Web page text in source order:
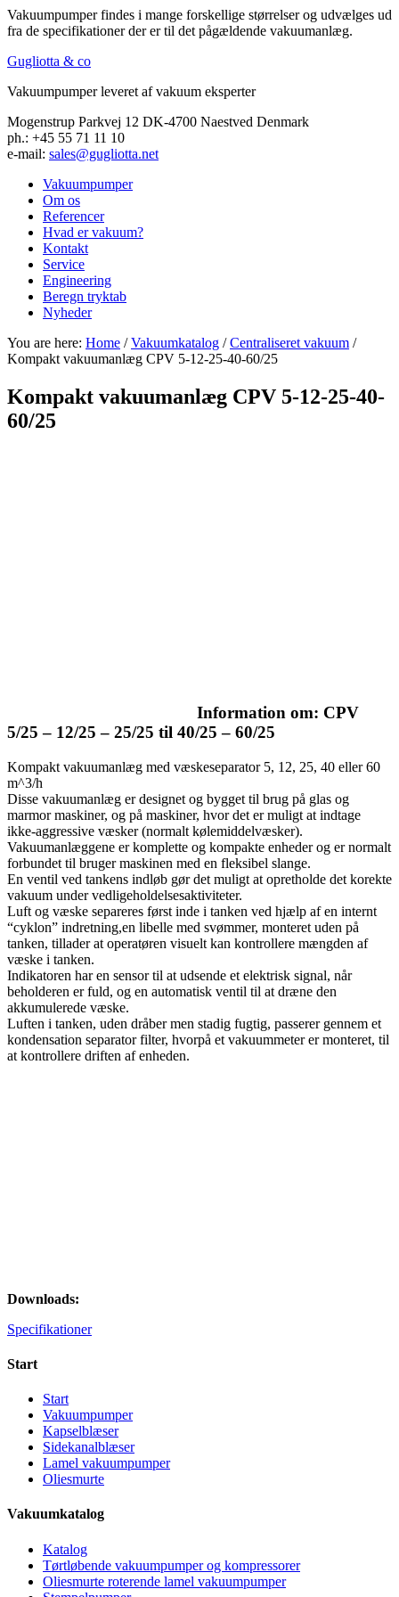
Vakuumpumper findes i mange forskellige størrelser og udvælges ud
fra de specifikationer der er til det pågældende vakuumanlæg.
Gugliotta & co
Vakuumpumper leveret af vakuum eksperter
Mogenstrup Parkvej 12 DK-4700 Naestved Denmark
ph.: +45 55 71 11 10
e-mail: sales@gugliotta.net
Vakuumpumper
Om os
Referencer
Hvad er vakuum?
Kontakt
Service
Engineering
Beregn tryktab
Nyheder
You are here: Home /Vakuumkatalog /Centraliseret vakuum /
Kompakt vakuumanlæg CPV 5-12-25-40-60/25
Kompakt vakuumanlæg CPV 5-12-25-40-
60/25
Information om: CPV
5/25 – 12/25 – 25/25 til 40/25 – 60/25
Kompakt vakuumanlæg med væskeseparator 5, 12, 25, 40 eller 60
m^3/h
Disse vakuumanlæg er designet og bygget til brug på glas og
marmor maskiner, og på maskiner, hvor det er muligt at indtage
ikke-aggressive væsker (normalt kølemiddelvæsker).
Vakuumanlæggene er komplette og kompakte enheder og er normalt
forbundet til bruger maskinen med ​​en fleksibel slange.
En ventil ved tankens indløb gør det muligt at opretholde det korekte
vakuum under vedligeholdelsesaktiviteter.
Luft og væske separeres først inde i tanken ved hjælp af en internt
“cyklon” indretning,en libelle med svømmer, monteret uden på
tanken, tillader at operatøren visuelt kan kontrollere mængden af
væske i tanken.
Indikatoren har en sensor til at udsende et elektrisk signal, når
beholderen er fuld, og en automatisk ventil til at dræne den
akkumulerede væske.
Luften i tanken, uden dråber men stadig fugtig, passerer gennem et
kondensation separator filter, hvorpå et vakuummeter er monteret, til
at kontrollere driften af enheden.
Downloads:
Specifikationer
Start
Start
Vakuumpumper
Kapselblæser
Sidekanalblæser
Lamel vakuumpumper
Oliesmurte
Vakuumkatalog
Katalog
Tørtløbende vakuumpumper og kompressorer
Oliesmurte roterende lamel vakuumpumper